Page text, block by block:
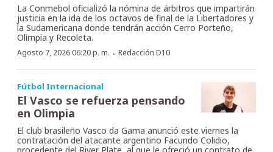
La Conmebol oficializó la nómina de árbitros que impartirán
justicia en la ida de los octavos de final de la Libertadores y
la Sudamericana donde tendrán acción Cerro Porteño,
Olimpia y Recoleta.
Agosto 7, 2026 06:20 p. m. · Redacción D10
Fútbol Internacional
El Vasco se refuerza pensando
en Olimpia
El club brasileño Vasco da Gama anunció este viernes la
contratación del atacante argentino Facundo Colidio,